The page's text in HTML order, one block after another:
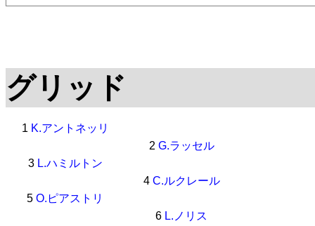
グリッド
1 K.アントネッリ
2 G.ラッセル
3 L.ハミルトン
4 C.ルクレール
5 O.ピアストリ
6 L.ノリス